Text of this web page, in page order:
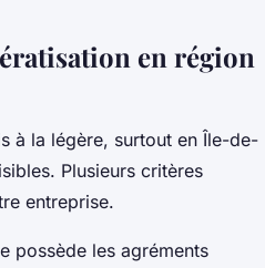
en région
à la légère, surtout en Île-de-
Plusieurs critères
entreprise.
possède les agréments